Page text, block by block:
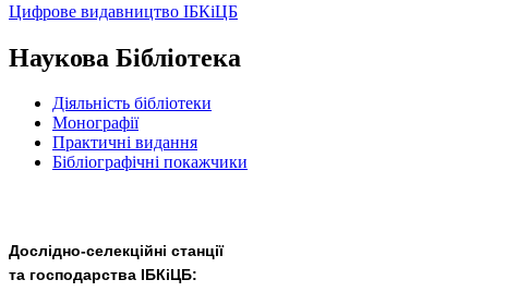
Цифрове видавництво ІБКіЦБ
Наукова Бібліотека
Діяльність бібліотеки
Монографії
Практичні видання
Бібліографічні покажчики
Дослідно-селекційні станції
та господарства ІБКіЦБ: